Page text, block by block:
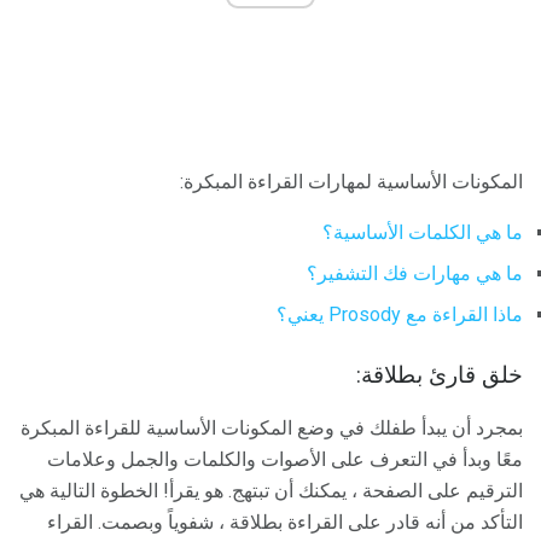
المكونات الأساسية لمهارات القراءة المبكرة:
ما هي الكلمات الأساسية؟
ما هي مهارات فك التشفير؟
ماذا القراءة مع Prosody يعني؟
خلق قارئ بطلاقة:
بمجرد أن يبدأ طفلك في وضع المكونات الأساسية للقراءة المبكرة
معًا وبدأ في التعرف على الأصوات والكلمات والجمل وعلامات
الترقيم على الصفحة ، يمكنك أن تبتهج. هو يقرأ! الخطوة التالية هي
التأكد من أنه قادر على القراءة بطلاقة ، شفوياً وبصمت. القراء